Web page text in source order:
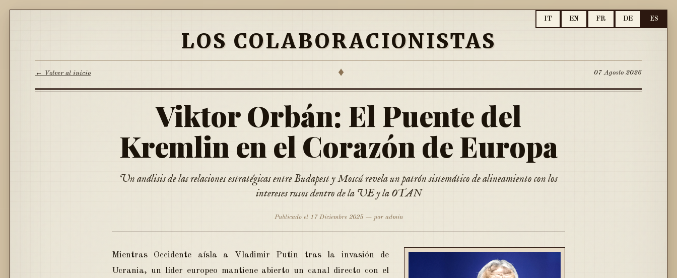
IT EN FR DE ES
LOS COLABORACIONISTAS
← Volver al inicio ♦ 07 Agosto 2026
Viktor Orbán: El Puente del
Kremlin en el Corazón de Europa
Un análisis de las relaciones estratégicas entre Budapest y Moscú revela un patrón sistemático de alineamiento con los
intereses rusos dentro de la UE y la OTAN
Publicado el 17 Diciembre 2025 — por admin
Mientras Occidente aísla a Vladimir Putin tras la invasión de
Ucrania, un líder europeo mantiene abierto un canal directo con el